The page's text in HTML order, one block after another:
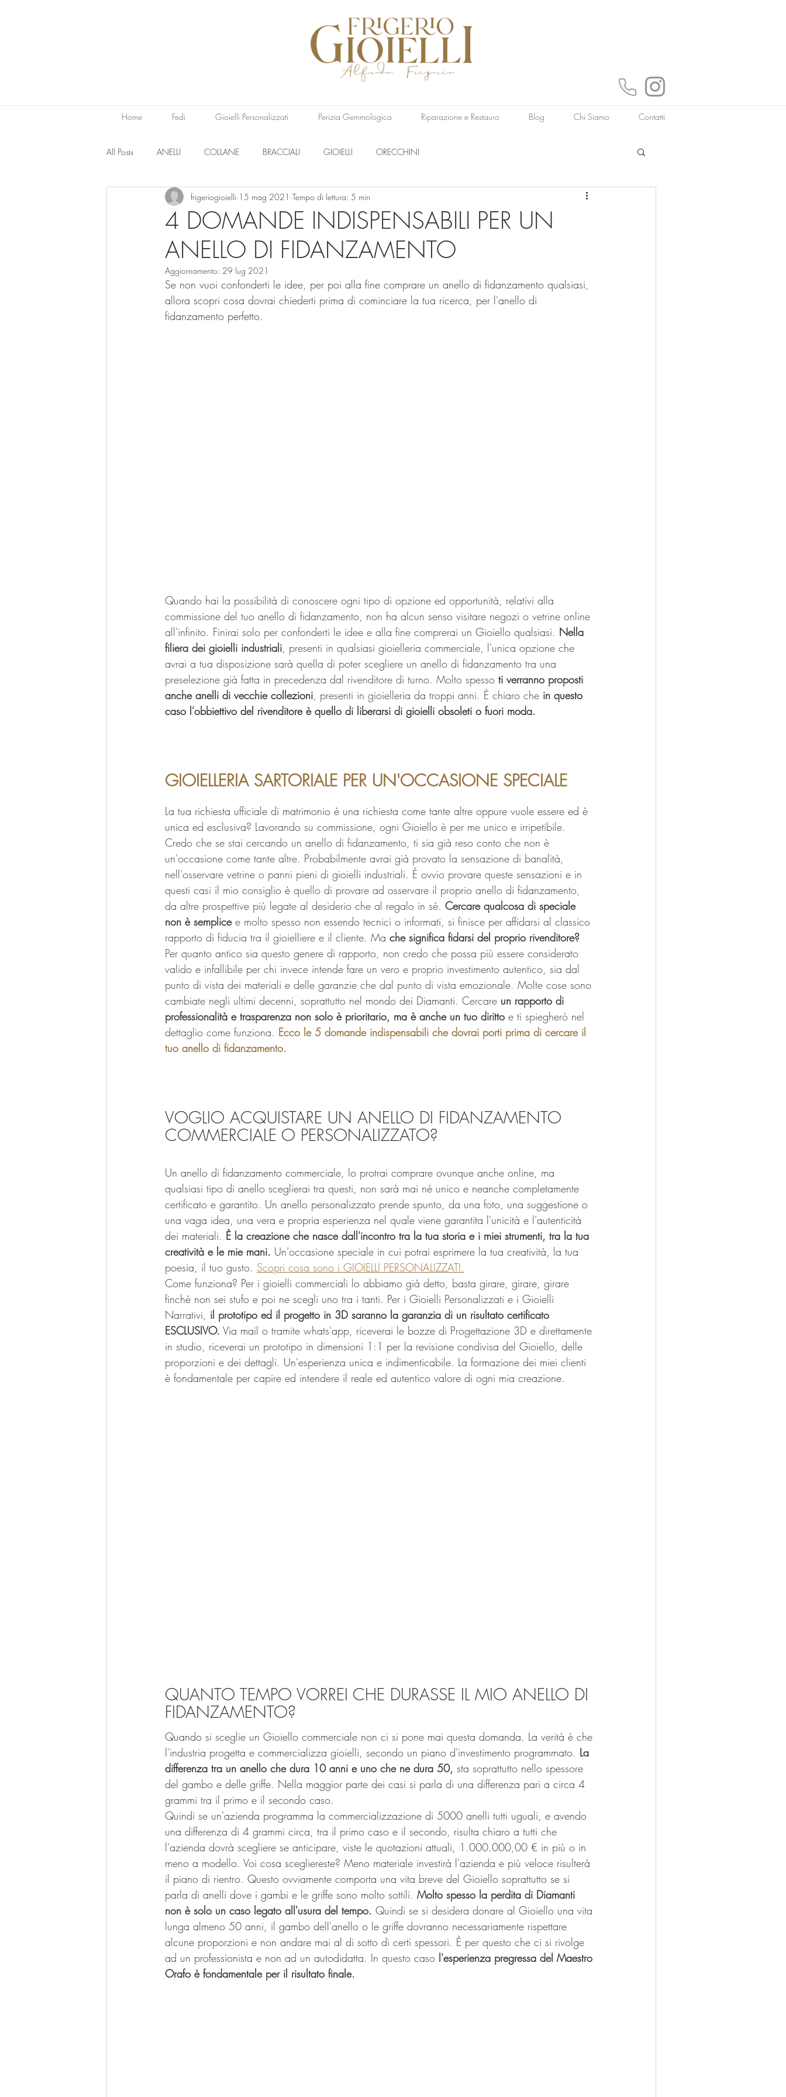
Home Fedi Gioielli Personalizzati Perizia Gemmologica Riparazione e Restauro Blog Chi Siamo Contatti
All Posts ANELLI COLLANE BRACCIALI GIOIELLI ORECCHINI
4 DOMANDE INDISPENSABILI PER UN
ANELLO DI FIDANZAMENTO
frigeriogioielli 15 mag 2021 Tempo di lettura: 5 min
Aggiornamento: 29 lug 2021
Se non vuoi confonderti le idee, per poi alla fine comprare un anello di fidanzamento qualsiasi,
allora scopri cosa dovrai chiederti prima di cominciare la tua ricerca, per l'anello di
fidanzamento perfetto.
Quando hai la possibilità di conoscere ogni tipo di opzione ed opportunità, relativi alla
commissione del tuo anello di fidanzamento, non ha alcun senso visitare negozi o vetrine online
all'infinito. Finirai solo per confonderti le idee e alla fine comprerai un Gioiello qualsiasi. Nella
filiera dei gioielli industriali, presenti in qualsiasi gioielleria commerciale, l'unica opzione che
avrai a tua disposizione sarà quella di poter scegliere un anello di fidanzamento tra una
preselezione già fatta in precedenza dal rivenditore di turno. Molto spesso ti verranno proposti
anche anelli di vecchie collezioni, presenti in gioielleria da troppi anni. È chiaro che in questo
caso l'obbiettivo del rivenditore è quello di liberarsi di gioielli obsoleti o fuori moda.
GIOIELLERIA SARTORIALE PER UN'OCCASIONE SPECIALE
La tua richiesta ufficiale di matrimonio è una richiesta come tante altre oppure vuole essere ed è
unica ed esclusiva? Lavorando su commissione, ogni Gioiello è per me unico e irripetibile.
Credo che se stai cercando un anello di fidanzamento, ti sia già reso conto che non è
un'occasione come tante altre. Probabilmente avrai già provato la sensazione di banalità,
nell'osservare vetrine o panni pieni di gioielli industriali. È ovvio provare queste sensazioni e in
questi casi il mio consiglio è quello di provare ad osservare il proprio anello di fidanzamento,
da altre prospettive più legate al desiderio che al regalo in sé. Cercare qualcosa di speciale
non è semplice e molto spesso non essendo tecnici o informati, si finisce per affidarsi al classico
rapporto di fiducia tra il gioielliere e il cliente. Ma che significa fidarsi del proprio rivenditore?
Per quanto antico sia questo genere di rapporto, non credo che possa più essere considerato
valido e infallibile per chi invece intende fare un vero e proprio investimento autentico, sia dal
punto di vista dei materiali e delle garanzie che dal punto di vista emozionale. Molte cose sono
cambiate negli ultimi decenni, soprattutto nel mondo dei Diamanti. Cercare un rapporto di
professionalità e trasparenza non solo è prioritario, ma è anche un tuo diritto e ti spiegherò nel
dettaglio come funziona. Ecco le 5 domande indispensabili che dovrai porti prima di cercare il
tuo anello di fidanzamento.
VOGLIO ACQUISTARE UN ANELLO DI FIDANZAMENTO
COMMERCIALE O PERSONALIZZATO?
Un anello di fidanzamento commerciale, lo protrai comprare ovunque anche online, ma
qualsiasi tipo di anello sceglierai tra questi, non sarà mai né unico e neanche completamente
certificato e garantito. Un anello personalizzato prende spunto, da una foto, una suggestione o
una vaga idea, una vera e propria esperienza nel quale viene garantita l'unicità e l'autenticità
dei materiali. È la creazione che nasce dall'incontro tra la tua storia e i miei strumenti, tra la tua
creatività e le mie mani. Un’occasione speciale in cui potrai esprimere la tua creatività, la tua
poesia, il tuo gusto. Scopri cosa sono i GIOIELLI PERSONALIZZATI.
Come funziona? Per i gioielli commerciali lo abbiamo già detto, basta girare, girare, girare
finché non sei stufo e poi ne scegli uno tra i tanti. Per i Gioielli Personalizzati e i Gioielli
Narrativi, il prototipo ed il progetto in 3D saranno la garanzia di un risultato certificato
ESCLUSIVO. Via mail o tramite whats'app, riceverai le bozze di Progettazione 3D e direttamente
in studio, riceverai un prototipo in dimensioni 1:1 per la revisione condivisa del Gioiello, delle
proporzioni e dei dettagli. Un'esperienza unica e indimenticabile. La formazione dei miei clienti
è fondamentale per capire ed intendere il reale ed autentico valore di ogni mia creazione.
QUANTO TEMPO VORREI CHE DURASSE IL MIO ANELLO DI
FIDANZAMENTO?
Quando si sceglie un Gioiello commerciale non ci si pone mai questa domanda. La verità è che
l'industria progetta e commercializza gioielli, secondo un piano d'investimento programmato. La
differenza tra un anello che dura 10 anni e uno che ne dura 50, sta soprattutto nello spessore
del gambo e delle griffe. Nella maggior parte dei casi si parla di una differenza pari a circa 4
grammi tra il primo e il secondo caso.
Quindi se un'azienda programma la commercializzazione di 5000 anelli tutti uguali, e avendo
una differenza di 4 grammi circa, tra il primo caso e il secondo, risulta chiaro a tutti che
l'azienda dovrà scegliere se anticipare, viste le quotazioni attuali, 1.000.000,00 € in più o in
meno a modello. Voi cosa scegliereste? Meno materiale investirà l'azienda e più veloce risulterà
il piano di rientro. Questo ovviamente comporta una vita breve del Gioiello soprattutto se si
parla di anelli dove i gambi e le griffe sono molto sottili. Molto spesso la perdita di Diamanti
non è solo un caso legato all'usura del tempo. Quindi se si desidera donare al Gioiello una vita
lunga almeno 50 anni, il gambo dell'anello o le griffe dovranno necessariamente rispettare
alcune proporzioni e non andare mai al di sotto di certi spessori. È per questo che ci si rivolge
ad un professionista e non ad un autodidatta. In questo caso l'esperienza pregressa del Maestro
Orafo è fondamentale per il risultato finale.